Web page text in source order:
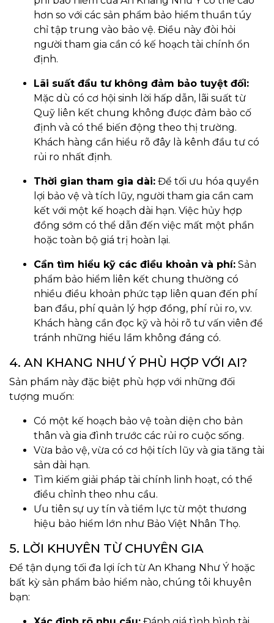
hơn so với các sản phẩm bảo hiểm thuần túy
chỉ tập trung vào bảo vệ. Điều này đòi hỏi
người tham gia cần có kế hoạch tài chính ổn
định.
Lãi suất đầu tư không đảm bảo tuyệt đối:
Mặc dù có cơ hội sinh lời hấp dẫn, lãi suất từ
Quỹ liên kết chung không được đảm bảo cố
định và có thể biến động theo thị trường.
Khách hàng cần hiểu rõ đây là kênh đầu tư có
rủi ro nhất định.
Thời gian tham gia dài: Để tối ưu hóa quyền
lợi bảo vệ và tích lũy, người tham gia cần cam
kết với một kế hoạch dài hạn. Việc hủy hợp
đồng sớm có thể dẫn đến việc mất một phần
hoặc toàn bộ giá trị hoàn lại.
Cần tìm hiểu kỹ các điều khoản và phí: Sản
phẩm bảo hiểm liên kết chung thường có
nhiều điều khoản phức tạp liên quan đến phí
ban đầu, phí quản lý hợp đồng, phí rủi ro, v.v.
Khách hàng cần đọc kỹ và hỏi rõ tư vấn viên để
tránh những hiểu lầm không đáng có.
4. AN KHANG NHƯ Ý PHÙ HỢP VỚI AI?
Sản phẩm này đặc biệt phù hợp với những đối
tượng muốn:
Có một kế hoạch bảo vệ toàn diện cho bản
thân và gia đình trước các rủi ro cuộc sống.
Vừa bảo vệ, vừa có cơ hội tích lũy và gia tăng tài
sản dài hạn.
Tìm kiếm giải pháp tài chính linh hoạt, có thể
điều chỉnh theo nhu cầu.
Ưu tiên sự uy tín và tiềm lực từ một thương
hiệu bảo hiểm lớn như Bảo Việt Nhân Thọ.
5. LỜI KHUYÊN TỪ CHUYÊN GIA
Để tận dụng tối đa lợi ích từ An Khang Như Ý hoặc
bất kỳ sản phẩm bảo hiểm nào, chúng tôi khuyên
bạn: